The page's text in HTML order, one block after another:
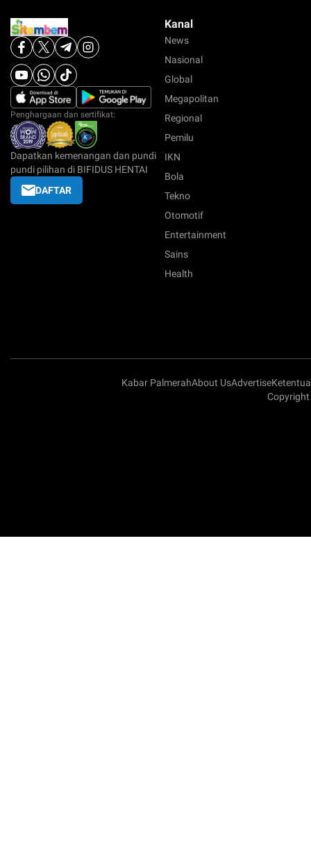
Penghargaan dan sertifikat:
Dapatkan kemenangan dan pundi
pundi pilihan di BIFIDUS HENTAI
DAFTAR
Kanal
News
Nasional
Global
Megapolitan
Regional
Pemilu
IKN
Bola
Tekno
Otomotif
Entertainment
Sains
Health
Kabar PalmerahAbout UsAdvertise
Copyright